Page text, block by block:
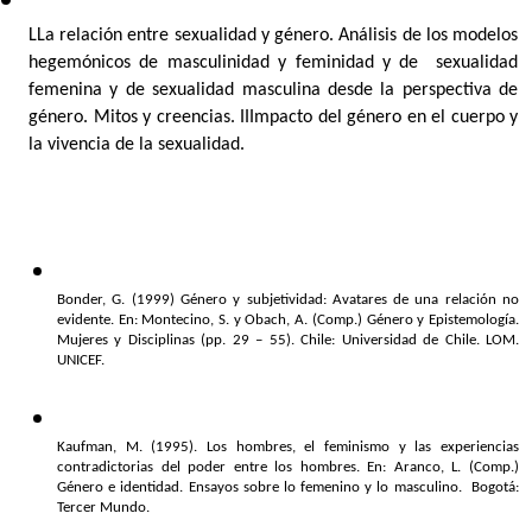
LLa relación entre sexualidad y género. Análisis de los modelos
hegemónicos de masculinidad y feminidad y de  sexualidad
femenina y de sexualidad masculina desde la perspectiva de
género. Mitos y creencias. IIImpacto del género en el cuerpo y
la vivencia de la sexualidad.
Bonder, G. (1999) Género y subjetividad: Avatares de una relación no
evidente. En: Montecino, S. y Obach, A. (Comp.) Género y Epistemología.
Mujeres y Disciplinas (pp. 29 – 55). Chile: Universidad de Chile. LOM.
UNICEF.
Kaufman, M. (1995). Los hombres, el feminismo y las experiencias
contradictorias del poder entre los hombres. En: Aranco, L. (Comp.)
Género e identidad. Ensayos sobre lo femenino y lo masculino.  Bogotá:
Tercer Mundo.